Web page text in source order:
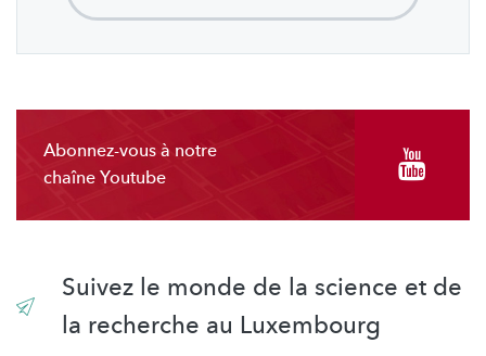
Abonnez-vous à notre
chaîne Youtube
Suivez le monde de la science et de
la recherche au Luxembourg